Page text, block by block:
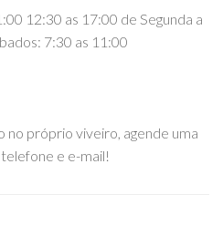
12:30 as 17:00 de Segunda a
7:30 as 11:00
próprio viveiro, agende uma
e e-mail!